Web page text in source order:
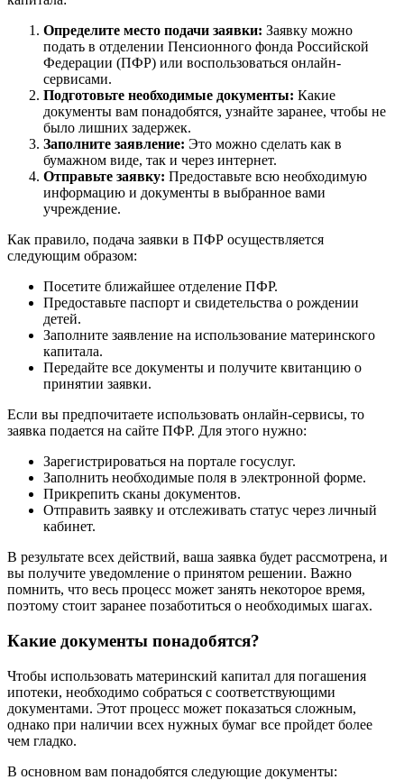
Определите место подачи заявки: Заявку можно
подать в отделении Пенсионного фонда Российской
Федерации (ПФР) или воспользоваться онлайн-
сервисами.
Подготовьте необходимые документы: Какие
документы вам понадобятся, узнайте заранее, чтобы не
было лишних задержек.
Заполните заявление: Это можно сделать как в
бумажном виде, так и через интернет.
Отправьте заявку: Предоставьте всю необходимую
информацию и документы в выбранное вами
учреждение.
Как правило, подача заявки в ПФР осуществляется
следующим образом:
Посетите ближайшее отделение ПФР.
Предоставьте паспорт и свидетельства о рождении
детей.
Заполните заявление на использование материнского
капитала.
Передайте все документы и получите квитанцию о
принятии заявки.
Если вы предпочитаете использовать онлайн-сервисы, то
заявка подается на сайте ПФР. Для этого нужно:
Зарегистрироваться на портале госуслуг.
Заполнить необходимые поля в электронной форме.
Прикрепить сканы документов.
Отправить заявку и отслеживать статус через личный
кабинет.
В результате всех действий, ваша заявка будет рассмотрена, и
вы получите уведомление о принятом решении. Важно
помнить, что весь процесс может занять некоторое время,
поэтому стоит заранее позаботиться о необходимых шагах.
Какие документы понадобятся?
Чтобы использовать материнский капитал для погашения
ипотеки, необходимо собраться с соответствующими
документами. Этот процесс может показаться сложным,
однако при наличии всех нужных бумаг все пройдет более
чем гладко.
В основном вам понадобятся следующие документы: